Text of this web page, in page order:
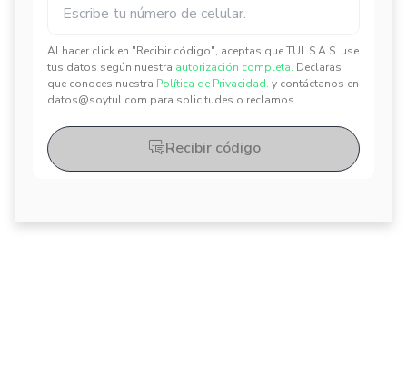
Al hacer click en "Recibir código", aceptas que TUL S.A.S. use
tus datos según nuestra autorización completa. Declaras
que conoces nuestra Política de Privacidad. y contáctanos en
datos@soytul.com para solicitudes o reclamos.
✕
✕
Recibir código